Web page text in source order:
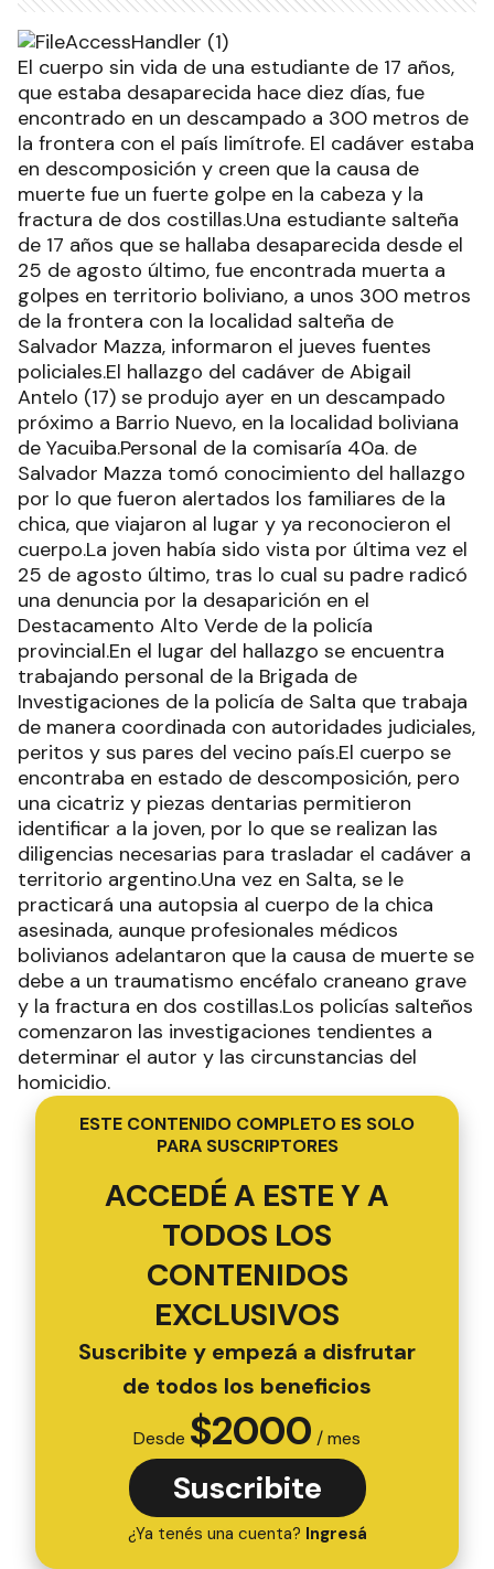
El cuerpo sin vida de una estudiante de 17 años,
que estaba desaparecida hace diez días, fue
encontrado en un descampado a 300 metros de
la frontera con el país limítrofe. El cadáver estaba
en descomposición y creen que la causa de
muerte fue un fuerte golpe en la cabeza y la
fractura de dos costillas.Una estudiante salteña
de 17 años que se hallaba desaparecida desde el
25 de agosto último, fue encontrada muerta a
golpes en territorio boliviano, a unos 300 metros
de la frontera con la localidad salteña de
Salvador Mazza, informaron el jueves fuentes
policiales.El hallazgo del cadáver de Abigail
Antelo (17) se produjo ayer en un descampado
próximo a Barrio Nuevo, en la localidad boliviana
de Yacuiba.Personal de la comisaría 40a. de
Salvador Mazza tomó conocimiento del hallazgo
por lo que fueron alertados los familiares de la
chica, que viajaron al lugar y ya reconocieron el
cuerpo.La joven había sido vista por última vez el
25 de agosto último, tras lo cual su padre radicó
una denuncia por la desaparición en el
Destacamento Alto Verde de la policía
provincial.En el lugar del hallazgo se encuentra
trabajando personal de la Brigada de
Investigaciones de la policía de Salta que trabaja
de manera coordinada con autoridades judiciales,
peritos y sus pares del vecino país.El cuerpo se
encontraba en estado de descomposición, pero
una cicatriz y piezas dentarias permitieron
identificar a la joven, por lo que se realizan las
diligencias necesarias para trasladar el cadáver a
territorio argentino.Una vez en Salta, se le
practicará una autopsia al cuerpo de la chica
asesinada, aunque profesionales médicos
bolivianos adelantaron que la causa de muerte se
debe a un traumatismo encéfalo craneano grave
y la fractura en dos costillas.Los policías salteños
comenzaron las investigaciones tendientes a
determinar el autor y las circunstancias del
homicidio.
ESTE CONTENIDO COMPLETO ES SOLO
PARA SUSCRIPTORES
ACCEDÉ A ESTE Y A
TODOS LOS
CONTENIDOS
EXCLUSIVOS
Suscribite y empezá a disfrutar
de todos los beneficios
Desde $2000 / mes
Suscribite
¿Ya tenés una cuenta? Ingresá